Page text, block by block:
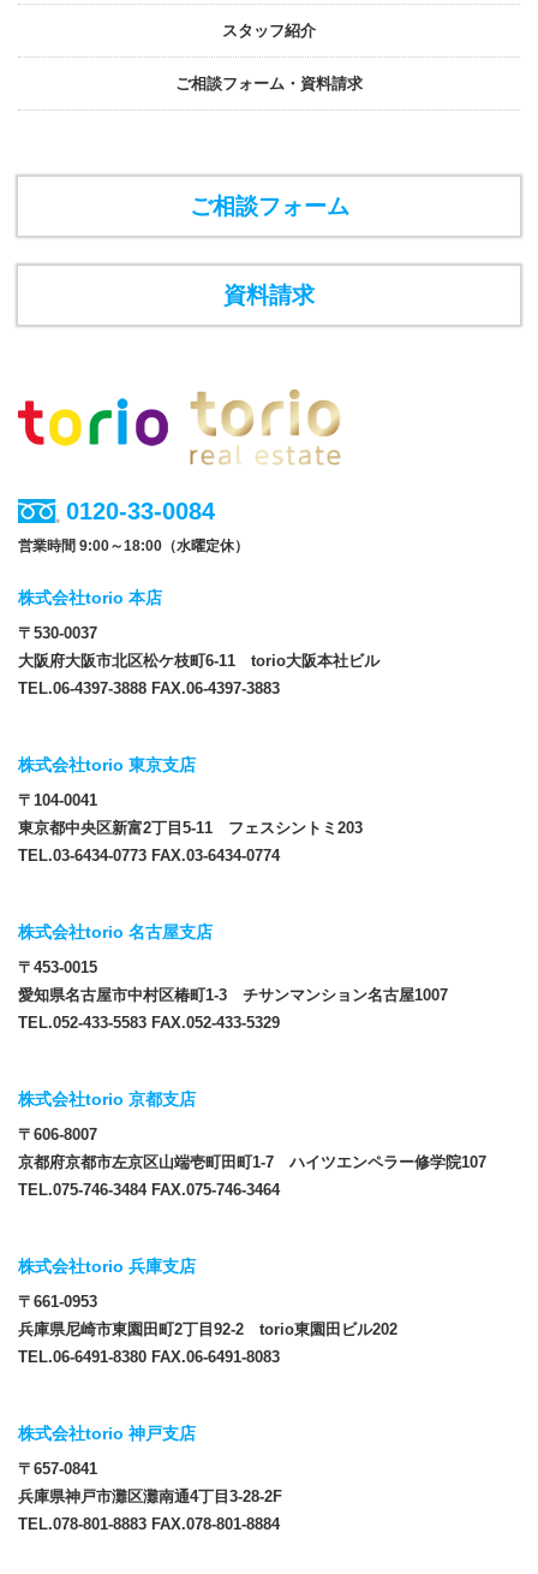
スタッフ紹介
ご相談フォーム・資料請求
ご相談フォーム
資料請求
0120-33-0084
営業時間 9:00～18:00（水曜定休）
株式会社torio 本店
〒530-0037
大阪府大阪市北区松ケ枝町6-11 torio大阪本社ビル
TEL.06-4397-3888 FAX.06-4397-3883
株式会社torio 東京支店
〒104-0041
東京都中央区新富2丁目5-11 フェスシントミ203
TEL.03-6434-0773 FAX.03-6434-0774
株式会社torio 名古屋支店
〒453-0015
愛知県名古屋市中村区椿町1-3 チサンマンション名古屋1007
TEL.052-433-5583 FAX.052-433-5329
株式会社torio 京都支店
〒606-8007
京都府京都市左京区山端壱町田町1-7 ハイツエンペラー修学院107
TEL.075-746-3484 FAX.075-746-3464
株式会社torio 兵庫支店
〒661-0953
兵庫県尼崎市東園田町2丁目92-2 torio東園田ビル202
TEL.06-6491-8380 FAX.06-6491-8083
株式会社torio 神戸支店
〒657-0841
兵庫県神戸市灘区灘南通4丁目3-28-2F
TEL.078-801-8883 FAX.078-801-8884